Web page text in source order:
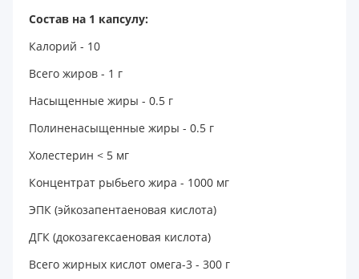
Состав на 1 капсулу:
Калорий - 10
Всего жиров - 1 г
Насыщенные жиры - 0.5 г
Полиненасыщенные жиры - 0.5 г
Холестерин < 5 мг
Концентрат рыбьего жира - 1000 мг
ЭПК (эйкозапентаеновая кислота)
ДГК (докозагексаеновая кислота)
Всего жирных кислот омега-3 - 300 г